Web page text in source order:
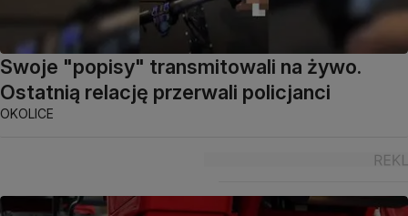
Swoje "popisy" transmitowali na żywo.
Ostatnią relację przerwali policjanci
OKOLICE